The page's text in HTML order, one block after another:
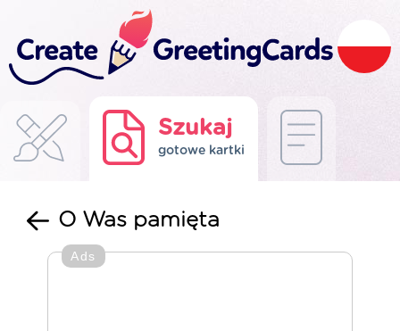
Szukaj
gotowe kartki
O Was pamięta
Ads